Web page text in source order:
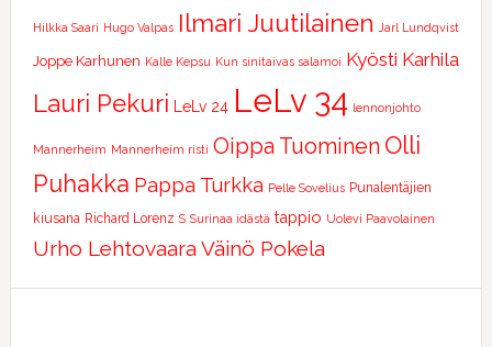
Hilkka Saari Hugo Valpas Ilmari Juutilainen Jarl Lundqvist
Joppe Karhunen Kalle Kepsu Kun sinitaivas salamoi Kyösti Karhila
Lauri Pekuri LeLv 24 LeLv 34 lennonjohto
Mannerheim Mannerheim risti Oippa Tuominen Olli
Puhakka Pappa Turkka Pelle Sovelius Punalentäjien
kiusana Richard Lorenz S Surinaa idästä tappio Uolevi Paavolainen
Urho Lehtovaara Väinö Pokela